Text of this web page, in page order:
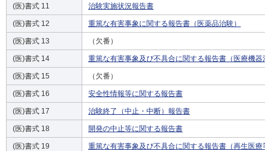
(医)書式 11 治験実施状況報告書
(医)書式 12 重篤な有害事象に関する報告書（医薬品治験）
(医)書式 13 （欠番）
(医)書式 14 重篤な有害事象及び不具合に関する報告書（医療機器
(医)書式 15 （欠番）
(医)書式 16 安全性情報等に関する報告書
(医)書式 17 治験終了（中止・中断）報告書
(医)書式 18 開発の中止等に関する報告書
(医)書式 19 重篤な有害事象及び不具合に関する報告書（再生医療